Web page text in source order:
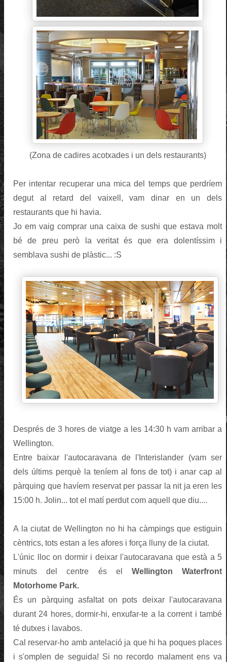
(Zona de cadires acotxades i un dels restaurants)
Per intentar recuperar una mica del temps que perdríem
degut al retard del vaixell, vam dinar en un dels
restaurants que hi havia.
Jo em vaig comprar una caixa de sushi que estava molt
bé de preu però la veritat és que era dolentíssim i
semblava sushi de plàstic... :S
Després de 3 hores de viatge a les 14:30 h vam arribar a
Wellington.
Entre baixar l'autocaravana de l'Interislander (vam ser
dels últims perquè la teníem al fons de tot) i anar cap al
pàrquing que havíem reservat per passar la nit ja eren les
15:00 h. Jolin... tot el matí perdut com aquell que diu....
A la ciutat de Wellington no hi ha càmpings que estiguin
cèntrics, tots estan a les afores i força lluny de la ciutat.
L'únic lloc on dormir i deixar l'autocaravana que està a 5
minuts del centre és el Wellington Waterfront
Motorhome Park.
És un pàrquing asfaltat on pots deixar l'autocaravana
durant 24 hores, dormir-hi, enxufar-te a la corrent i també
té dutxes i lavabos.
Cal reservar-ho amb antelació ja que hi ha poques places
i s'omplen de seguida! Si no recordo malament ens va